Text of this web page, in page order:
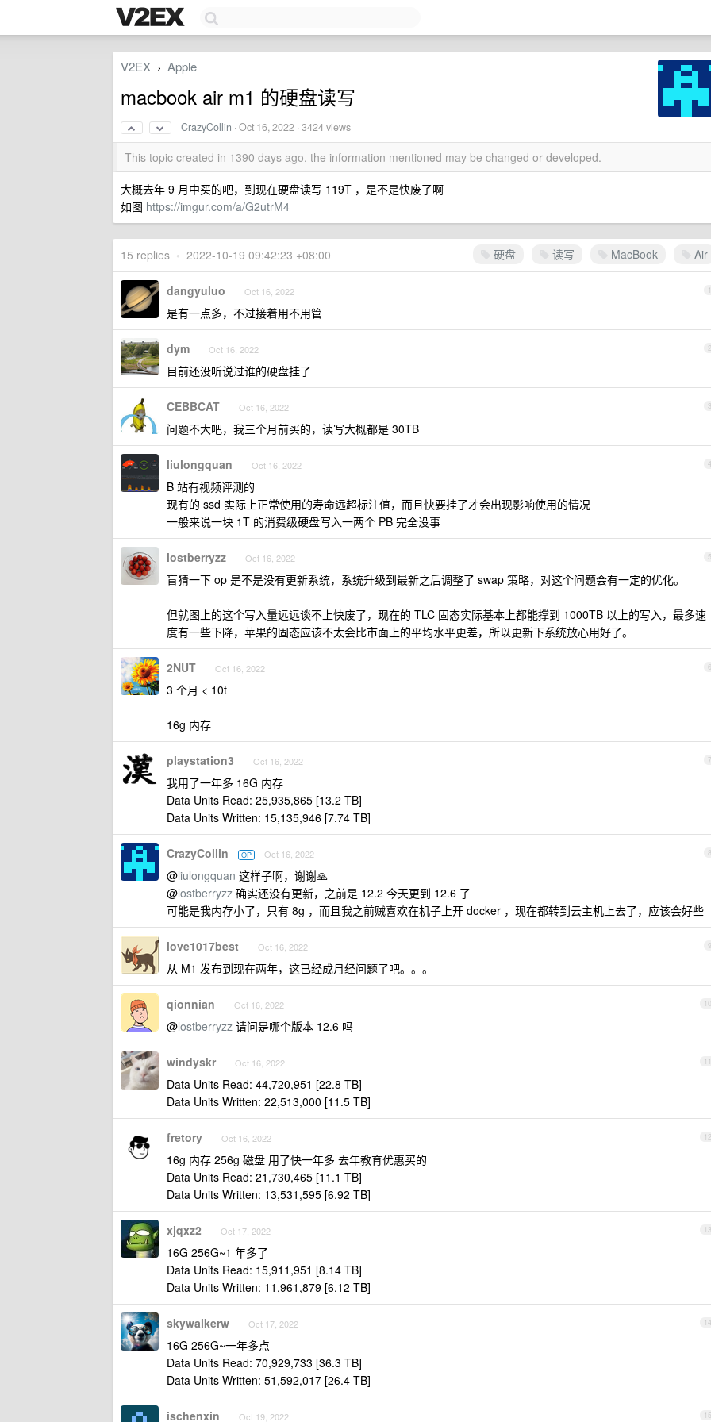
V2EX › Apple
macbook air m1 的硬盘读写
CrazyCollin ·Oct 16, 2022 · 3424 views
This topic created in 1390 days ago, the information mentioned may be changed or developed.
大概去年 9 月中买的吧，到现在硬盘读写 119T ，是不是快废了啊
如图 https://imgur.com/a/G2utrM4
硬盘 读写 MacBook Air
15 replies • 2022-10-19 09:42:23 +08:00
1
dangyuluo Oct 16, 2022
是有一点多，不过接着用不用管
2
dym Oct 16, 2022
目前还没听说过谁的硬盘挂了
3
CEBBCAT Oct 16, 2022
问题不大吧，我三个月前买的，读写大概都是 30TB
4
liulongquan Oct 16, 2022
B 站有视频评测的
现有的 ssd 实际上正常使用的寿命远超标注值，而且快要挂了才会出现影响使用的情况
一般来说一块 1T 的消费级硬盘写入一两个 PB 完全没事
5
lostberryzz Oct 16, 2022
盲猜一下 op 是不是没有更新系统，系统升级到最新之后调整了 swap 策略，对这个问题会有一定的优化。
但就图上的这个写入量远远谈不上快废了，现在的 TLC 固态实际基本上都能撑到 1000TB 以上的写入，最多速
度有一些下降，苹果的固态应该不太会比市面上的平均水平更差，所以更新下系统放心用好了。
6
2NUT Oct 16, 2022
3 个月 < 10t
16g 内存
7
playstation3 Oct 16, 2022
我用了一年多 16G 内存
Data Units Read: 25,935,865 [13.2 TB]
Data Units Written: 15,135,946 [7.74 TB]
8
CrazyCollin OP Oct 16, 2022
@liulongquan 这样子啊，谢谢🙏
@lostberryzz 确实还没有更新，之前是 12.2 今天更到 12.6 了
可能是我内存小了，只有 8g ，而且我之前贼喜欢在机子上开 docker ，现在都转到云主机上去了，应该会好些
9
love1017best Oct 16, 2022
从 M1 发布到现在两年，这已经成月经问题了吧。。。
10
qionnian Oct 16, 2022
@lostberryzz 请问是哪个版本 12.6 吗
11
windyskr Oct 16, 2022
Data Units Read: 44,720,951 [22.8 TB]
Data Units Written: 22,513,000 [11.5 TB]
12
fretory Oct 16, 2022
16g 内存 256g 磁盘 用了快一年多 去年教育优惠买的
Data Units Read: 21,730,465 [11.1 TB]
Data Units Written: 13,531,595 [6.92 TB]
13
xjqxz2 Oct 17, 2022
16G 256G~1 年多了
Data Units Read: 15,911,951 [8.14 TB]
Data Units Written: 11,961,879 [6.12 TB]
14
skywalkerw Oct 17, 2022
16G 256G~一年多点
Data Units Read: 70,929,733 [36.3 TB]
Data Units Written: 51,592,017 [26.4 TB]
15
ischenxin Oct 19, 2022